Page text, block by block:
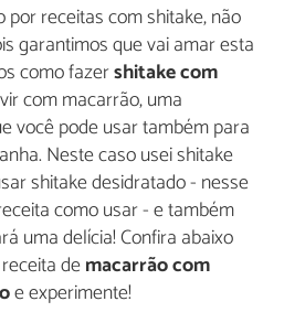
receitas com shitake, não
garantimos que vai amar esta
como fazershitake com
com macarrão, uma
você pode usar também para
Neste caso usei shitake
shitake desidratado - nesse
como usar - e também
uma delícia! Confira abaixo
demacarrão com
e experimente!